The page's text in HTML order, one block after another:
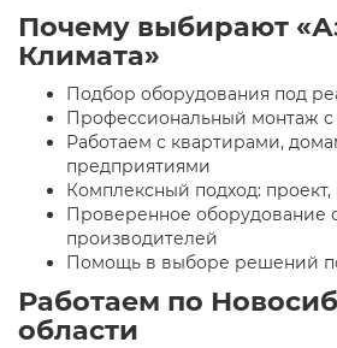
Почему выбирают
Климата»
Подбор оборудования под
Профессиональный монтаж с
Работаем с квартирами,
предприятиями
Комплексный подход: проект,
Проверенное оборудование
производителей
Помощь в выборе решений
Работаем по
области